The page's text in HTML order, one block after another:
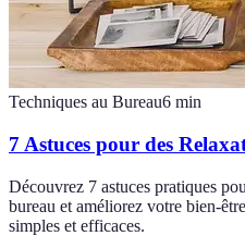
Techniques au Bureau6 min
7 Astuces pour des
Découvrez 7 astuces pratiques
bureau et améliorez votre bien-
simples et efficaces.